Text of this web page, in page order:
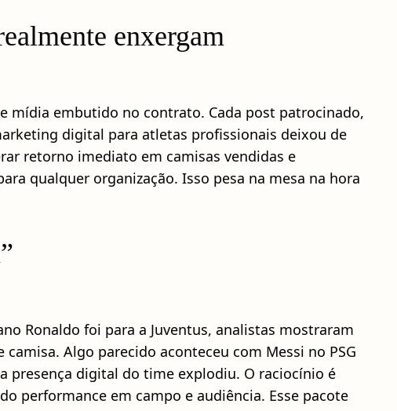
enxergam
mídia embutido no contrato. Cada post patrocinado,
digital para atletas profissionais deixou de
retorno imediato em camisas vendidas e
qualquer organização. Isso pesa na mesa na hora
Ronaldo foi para a Juventus, analistas mostraram
Algo parecido aconteceu com Messi no PSG
presença digital do time explodiu. O raciocínio é
performance em campo e audiência. Esse pacote